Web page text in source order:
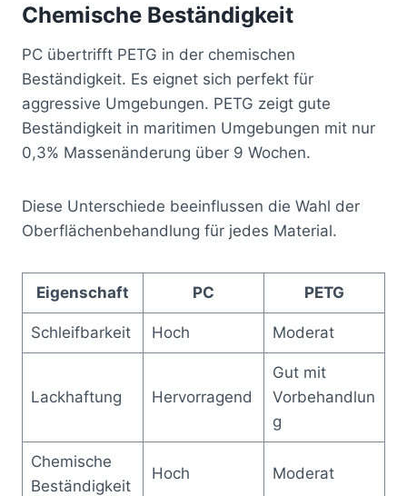
Chemische Beständigkeit
PC übertrifft PETG in der chemischen
Beständigkeit. Es eignet sich perfekt für
aggressive Umgebungen. PETG zeigt gute
Beständigkeit in maritimen Umgebungen mit nur
0,3% Massenänderung über 9 Wochen.
Diese Unterschiede beeinflussen die Wahl der
Oberflächenbehandlung für jedes Material.
Eigenschaft PC PETG
Schleifbarkeit Hoch Moderat
Lackhaftung Hervorragend
Gut mit
Vorbehandlun
g
Chemische
Beständigkeit
Hoch Moderat